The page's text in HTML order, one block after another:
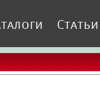
Статьи